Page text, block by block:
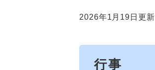
2026年1月19日更新
行事